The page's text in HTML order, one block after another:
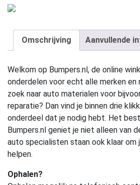
Omschrijving Aanvullende
Welkom op Bumpers.nl, de online
onderdelen voor echt alle merken en
zoek naar auto materialen voor
reparatie? Dan vind je binnen drie
onderdeel dat je nodig hebt. Het
Bumpers.nl geniet je niet alleen van
auto specialisten staan ook klaar om
helpen.
Ophalen?